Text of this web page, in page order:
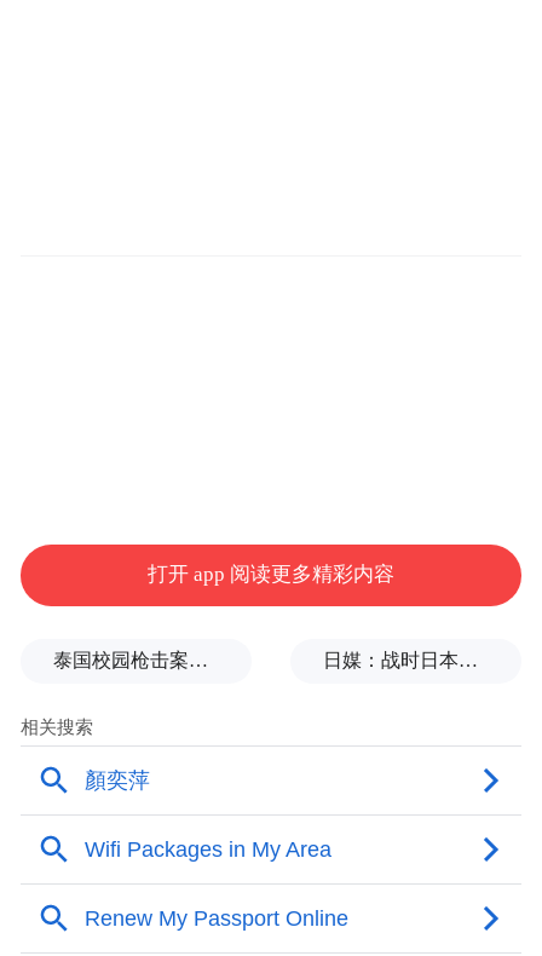
台，维护社会大局祥和稳定，为强国建设、
民族复兴作出新的更大贡献。
布，本平台仅提供信息存储空间服务。
Notice: The content above (including the videos,
pictures and audios if any) is uploaded and posted
by the user of Dafeng Hao, which is a social media
platform and merely provides information storage
space services.”
打开 app 阅读更多精彩内容
泰国校园枪击案致9死，枪手父亲道歉 日媒：战时日本多所大学进行输血人体实验，向患者注射动物血